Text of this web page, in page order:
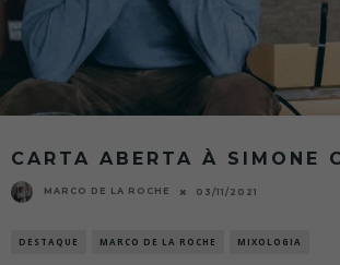
CARTA ABERTA À SIMONE
MARCO DE LA ROCHE 03/11/2021
DESTAQUE MARCO DE LA ROCHE MIXOLOGIA